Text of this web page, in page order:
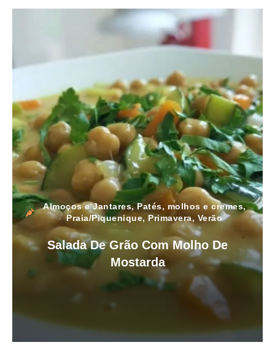
Almoços e Jantares,Patés, molhos e cremes,
Praia/Piquenique, Primavera, Verão
Salada De Grão Com Molho De
Mostarda